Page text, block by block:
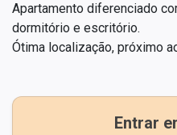
Apartamento diferenciado
dormitório e escritório.
Ótima localização, próximo
Entrar